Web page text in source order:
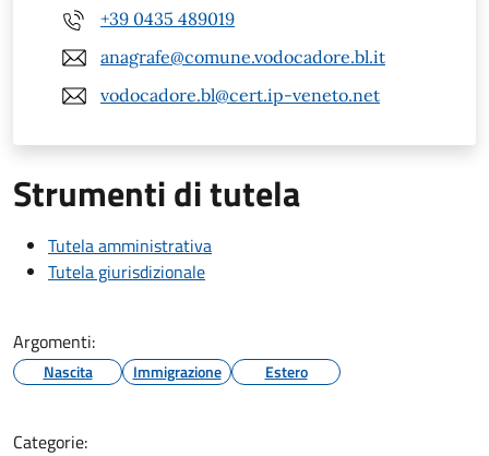
+39 0435 489019
anagrafe@comune.vodocadore.bl.it
vodocadore.bl@cert.ip-veneto.net
Strumenti di tutela
Tutela amministrativa
Tutela giurisdizionale
Argomenti:
Nascita Immigrazione Estero
Categorie: